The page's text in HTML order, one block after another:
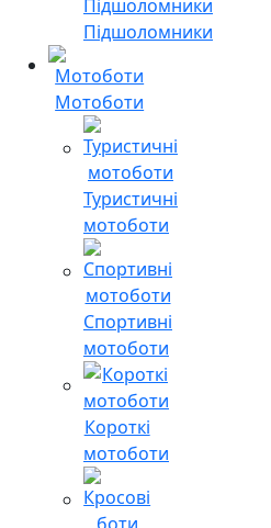
Підшоломники
Мотоботи
Туристичні
мотоботи
Спортивні
мотоботи
Короткі
мотоботи